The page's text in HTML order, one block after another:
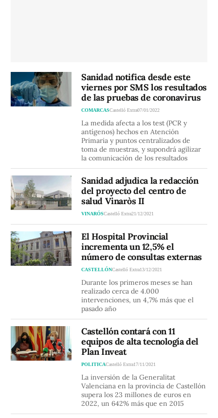
Sanidad notifica desde este
viernes por SMS los resultados
de las pruebas de coronavirus
COMARCASCastelló Extra07/01/2022
La medida afecta a los test (PCR y
antígenos) hechos en Atención
Primaria y puntos centralizados de
toma de muestras, y supondrá agilizar
la comunicación de los resultados
Sanidad adjudica la redacción
del proyecto del centro de
salud Vinaròs II
VINARÓSCastelló Extra21/12/2021
El Hospital Provincial
incrementa un 12,5% el
número de consultas externas
CASTELLÓNCastelló Extra13/12/2021
Durante los primeros meses se han
realizado cerca de 4.000
intervenciones, un 4,7% más que el
pasado año
Castellón contará con 11
equipos de alta tecnología del
Plan Inveat
POLITICACastelló Extra17/11/2021
La inversión de la Generalitat
Valenciana en la provincia de Castellón
supera los 23 millones de euros en
2022, un 642% más que en 2015